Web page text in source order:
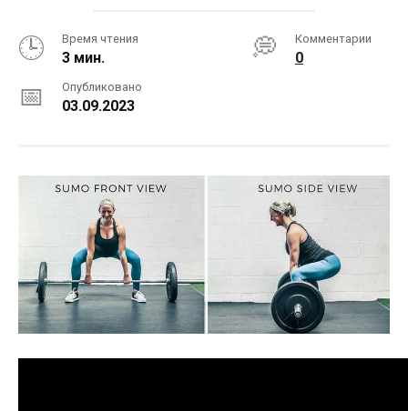
Время чтения
3 мин.
Комментарии
0
Опубликовано
03.09.2023